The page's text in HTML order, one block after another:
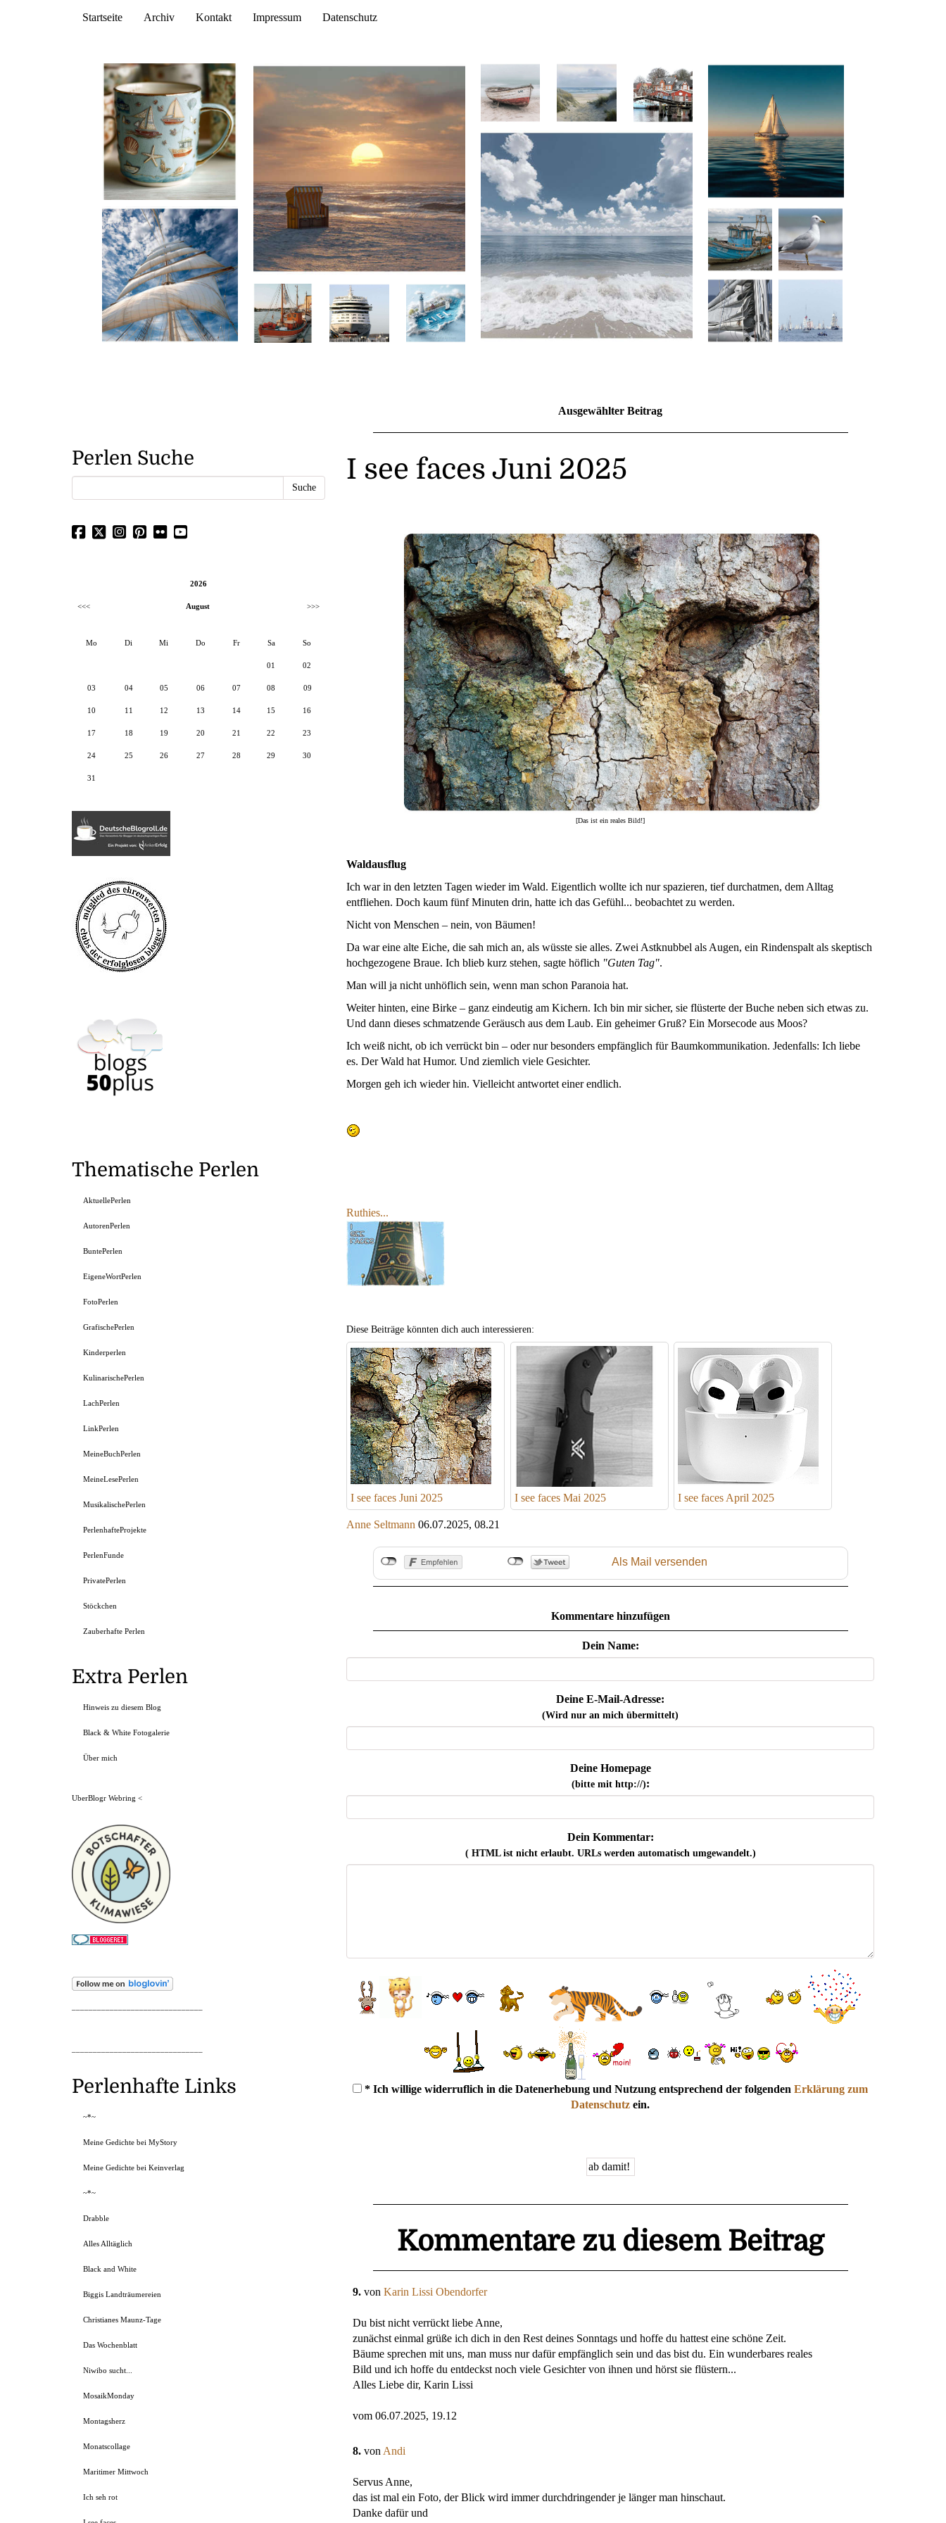
Startseite Archiv Kontakt Impressum Datenschutz
Ausgewählter Beitrag
I see faces Juni 2025
[Das ist ein reales Bild!]
Waldausflug
Ich war in den letzten Tagen wieder im Wald. Eigentlich wollte ich nur spazieren, tief durchatmen, dem Alltag
entfliehen. Doch kaum fünf Minuten drin, hatte ich das Gefühl... beobachtet zu werden.
Nicht von Menschen – nein, von Bäumen!
Da war eine alte Eiche, die sah mich an, als wüsste sie alles. Zwei Astknubbel als Augen, ein Rindenspalt als skeptisch
hochgezogene Braue. Ich blieb kurz stehen, sagte höflich "Guten Tag".
Man will ja nicht unhöflich sein, wenn man schon Paranoia hat.
Weiter hinten, eine Birke – ganz eindeutig am Kichern. Ich bin mir sicher, sie flüsterte der Buche neben sich etwas zu.
Und dann dieses schmatzende Geräusch aus dem Laub. Ein geheimer Gruß? Ein Morsecode aus Moos?
Ich weiß nicht, ob ich verrückt bin – oder nur besonders empfänglich für Baumkommunikation. Jedenfalls: Ich liebe
es. Der Wald hat Humor. Und ziemlich viele Gesichter.
Morgen geh ich wieder hin. Vielleicht antwortet einer endlich.
Ruthies...
Diese Beiträge könnten dich auch interessieren:
I see faces Juni 2025 I see faces Mai 2025 I see faces April 2025
Anne Seltmann 06.07.2025, 08.21
Als Mail versenden
Kommentare hinzufügen
Dein Name:
Deine E-Mail-Adresse:
(Wird nur an mich übermittelt)
Deine Homepage
(bitte mit http://):
Dein Kommentar:
( HTML ist nichterlaubt. URLs werden automatisch umgewandelt.)
* Ich willige widerruflich in die Datenerhebung und Nutzung entsprechend der folgenden Erklärung zum
Datenschutz ein.
Kommentare zu diesem Beitrag
9. von Karin Lissi Obendorfer
Du bist nicht verrückt liebe Anne,
zunächst einmal grüße ich dich in den Rest deines Sonntags und hoffe du hattest eine schöne Zeit.
Bäume sprechen mit uns, man muss nur dafür empfänglich sein und das bist du. Ein wunderbares reales
Bild und ich hoffe du entdeckst noch viele Gesichter von ihnen und hörst sie flüstern...
Alles Liebe dir, Karin Lissi
vom 06.07.2025, 19.12
8. von Andi
Servus Anne,
das ist mal ein Foto, der Blick wird immer durchdringender je länger man hinschaut.
Danke dafür und
Perlen Suche
2026
<<< August >>>
Mo Di Mi Do Fr Sa So
01 02
03 04 05 06 07 08 09
10 11 12 13 14 15 16
17 18 19 20 21 22 23
24 25 26 27 28 29 30
31
Thematische Perlen
AktuellePerlen
AutorenPerlen
BuntePerlen
EigeneWortPerlen
FotoPerlen
GrafischePerlen
Kinderperlen
KulinarischePerlen
LachPerlen
LinkPerlen
MeineBuchPerlen
MeineLesePerlen
MusikalischePerlen
PerlenhafteProjekte
PerlenFunde
PrivatePerlen
Stöckchen
Zauberhafte Perlen
Extra Perlen
Hinweis zu diesem Blog
Black & White Fotogalerie
Über mich
UberBlogr Webring <
Perlenhafte Links
~*~
Meine Gedichte bei MyStory
Meine Gedichte bei Keinverlag
~*~
Drabble
Alles Alltäglich
Black and White
Biggis Landträumereien
Christianes Maunz-Tage
Das Wochenblatt
Niwibo sucht...
MosaikMonday
Montagsherz
Monatscollage
Maritimer Mittwoch
Ich seh rot